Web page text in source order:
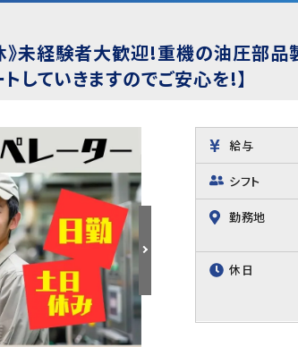
未経験者大歓迎!重機の油圧部
していきますのでご安心を!】
給与
シフト
勤務地
休日